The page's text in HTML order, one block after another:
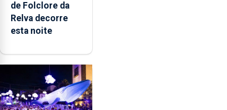
de Folclore da
Relva decorre
esta noite